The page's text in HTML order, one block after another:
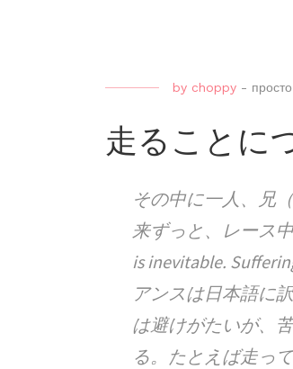
by choppy -
走ることに
その中に一人、兄
来ずっと、レース
is inevitable.
アンスは日本語に
は避けがたいが、
る。たとえば走っ